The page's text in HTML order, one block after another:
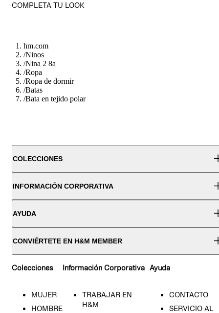
COMPLETA TU LOOK
hm.com
/Ninos
/Nina 2 8a
/Ropa
/Ropa de dormir
/Batas
/Bata en tejido polar
COLECCIONES
INFORMACIÓN CORPORATIVA
AYUDA
CONVIÉRTETE EN H&M MEMBER
Colecciones
MUJER
HOMBRE
Información Corporativa
TRABAJAR EN
H&M
Ayuda
CONTACTO
SERVICIO AL